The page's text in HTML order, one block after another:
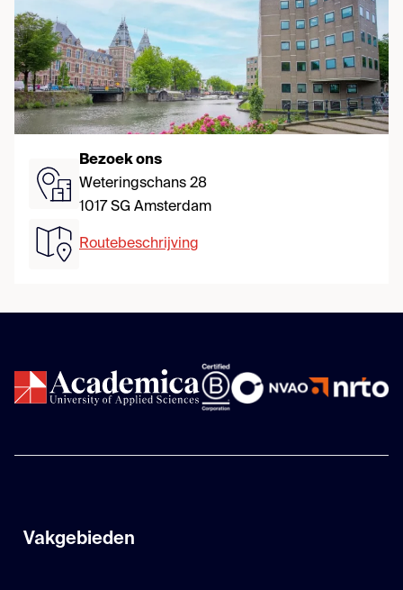
Bezoek ons
Weteringschans 28
1017 SG Amsterdam
Routebeschrijving
Vakgebieden